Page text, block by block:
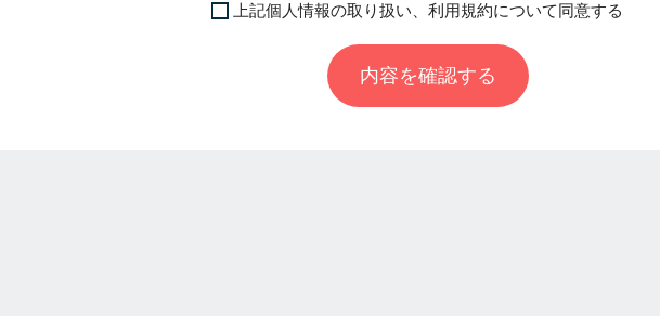
上記個人情報の取り扱い、利用規約について同意する
内容を確認する